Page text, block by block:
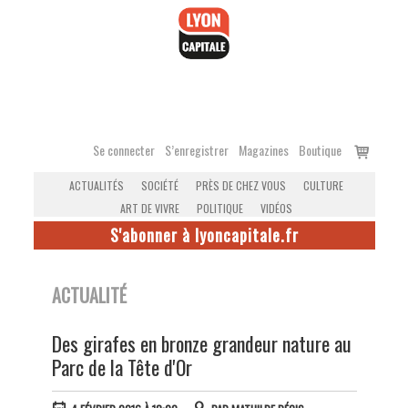
Se connecter S’enregistrer Magazines Boutique
Voir
ACTUALITÉS SOCIÉTÉ PRÈS DE CHEZ VOUS
CULTURE
ART DE VIVRE
POLITIQUE VIDÉOS
S'abonner à lyoncapitale.fr
ACTUALITÉ
Des girafes en bronze grandeur nature au
Parc de la Tête d'Or